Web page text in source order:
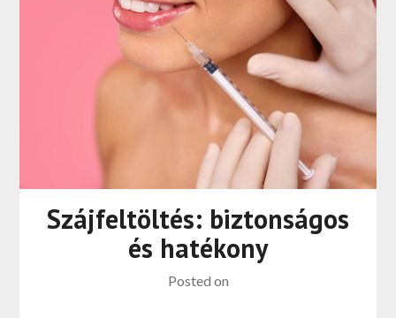
Szájfeltöltés: biztonságos
és hatékony
Posted on